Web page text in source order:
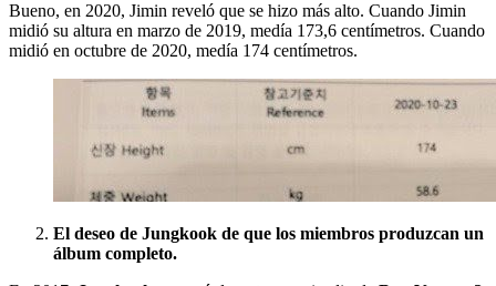
Bueno, en 2020, Jimin reveló que se hizo más alto. Cuando Jimin
midió su altura en marzo de 2019, medía 173,6 centímetros. Cuando
midió en octubre de 2020, medía 174 centímetros.
El deseo de Jungkook de que los miembros produzcan un
álbum completo.